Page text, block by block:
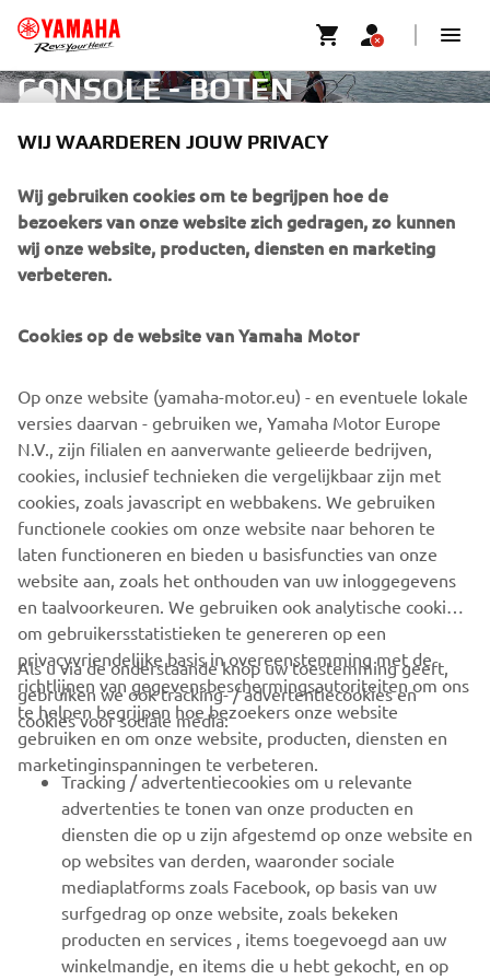
CONSOLE BOATS
CONSOLE - BOTEN
CORPORATE
VOOR BEDRIJVEN
NIEUWSBRIEF
Wees de eerste die meer te weten komt over de nieuwste deals,
speciale evenementen, nieuwe producten en nog veel meer
ABONNEREN
Lees ons privacybeleid om te leren hoe we uw persoonlijke
gegevens verwerken:Privacyverklaring
Netherlands (Dutch)
© Copyright - 2026 Yamaha Motor Europe N.V. - Alle rechten
voorbehouden
WIJ WAARDEREN JOUW PRIVACY
Wij gebruiken cookies om te begrijpen hoe de
bezoekers van onze website zich gedragen, zo kunnen
wij onze website, producten, diensten en marketing
verbeteren.
Cookies op de website van Yamaha Motor
Op onze website (yamaha-motor.eu) - en eventuele lokale
versies daarvan - gebruiken we, Yamaha Motor Europe
N.V., zijn filialen en aanverwante gelieerde bedrijven,
cookies, inclusief technieken die vergelijkbaar zijn met
cookies, zoals javascript en webbakens. We gebruiken
functionele cookies om onze website naar behoren te
laten functioneren en bieden u basisfuncties van onze
website aan, zoals het onthouden van uw inloggegevens
en taalvoorkeuren. We gebruiken ook analytische cookies
om gebruikersstatistieken te genereren op een
privacyvriendelijke basis in overeenstemming met de
richtlijnen van gegevensbeschermingsautoriteiten om ons
te helpen begrijpen hoe bezoekers onze website
gebruiken en om onze website, producten, diensten en
marketinginspanningen te verbeteren.
Als u via de onderstaande knop uw toestemming geeft,
gebruiken we ook tracking- / advertentiecookies en
cookies voor sociale media:
Tracking / advertentiecookies om u relevante
advertenties te tonen van onze producten en
diensten die op u zijn afgestemd op onze website en
op websites van derden, waaronder sociale
mediaplatforms zoals Facebook, op basis van uw
surfgedrag op onze website, zoals bekeken
producten en services , items toegevoegd aan uw
winkelmandje, en items die u hebt gekocht, en op